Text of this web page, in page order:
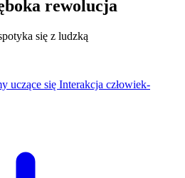
rewolucja
się z ludzką
uczące się Interakcja człowiek-